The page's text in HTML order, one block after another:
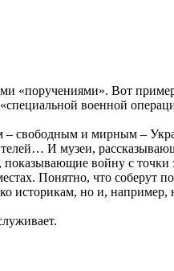
«поручениями». Вот
военной
свободным и мирным –
И музеи,
войну с
Понятно, что соберут
историкам, но и,